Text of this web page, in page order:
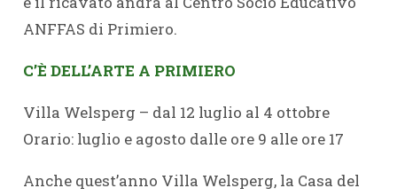
ANFFAS di Primiero.
C’È DELL’ARTE A PRIMIERO
Villa Welsperg – dal 12 luglio al 4 ottobre
Orario: luglio e agosto dalle ore 9 alle ore 17
Anche quest’anno Villa Welsperg, la Casa del